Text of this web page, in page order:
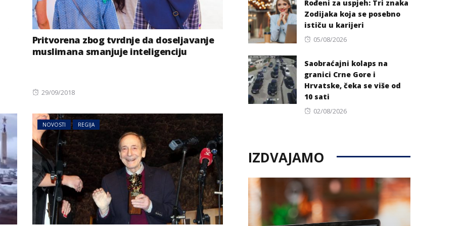
Pritvorena zbog tvrdnje da doseljavanje
muslimana smanjuje inteligenciju
Posted
29/09/2018
NOVOSTI REGIJA
Rođeni za uspjeh: Tri znaka
Zodijaka koja se posebno
ističu u karijeri
Posted
05/08/2026
Saobraćajni kolaps na
granici Crne Gore i
Hrvatske, čeka se više od
10 sati
Posted
02/08/2026
IZDVAJAMO